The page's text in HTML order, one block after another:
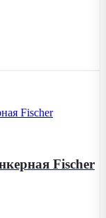
Fischer